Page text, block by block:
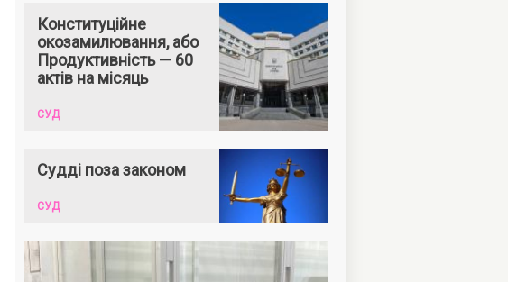
Конституційне
окозамилювання, або
Продуктивність — 60
актів на місяць
СУД
Судді поза законом
СУД